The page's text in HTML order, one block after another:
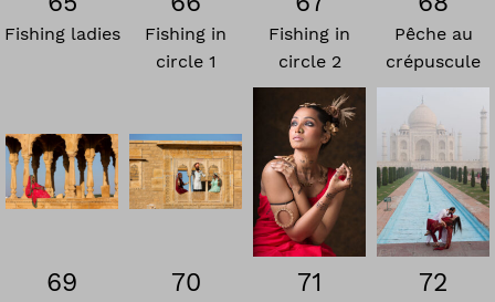
Fishing ladies
Fishing in
circle 1
Fishing in
circle 2
Pêche au
crépuscule
69 70 71 72